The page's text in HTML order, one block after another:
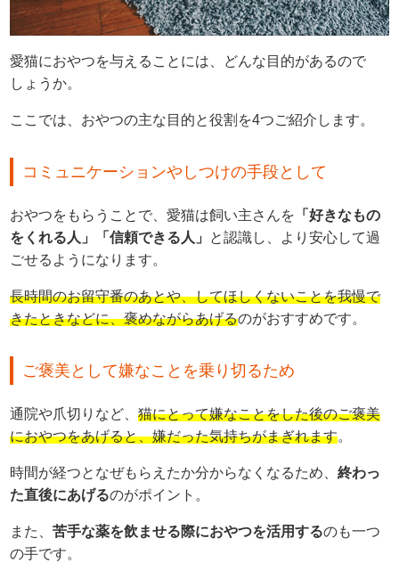
愛猫におやつを与えることには、どんな目的があるので
しょうか。
ここでは、おやつの主な目的と役割を4つご紹介します。
コミュニケーションやしつけの手段として
おやつをもらうことで、愛猫は飼い主さんを 「好きなもの
をくれる人」「信頼できる人」
と認識し、より安心して過
ごせるようになります。
長時間のお留守番のあとや、してほしくないことを我慢で
きたときなどに、褒めながらあげるのがおすすめです。
ご褒美として嫌なことを乗り切るため
通院や爪切りなど、猫にとって嫌なことをした後のご褒美
におやつをあげると、嫌だった気持ちがまぎれます。
時間が経つとなぜもらえたか分からなくなるため、終わっ
た直後にあげるのがポイント。
また、苦手な薬を飲ませる際におやつを活用するのも一つ
の手です。